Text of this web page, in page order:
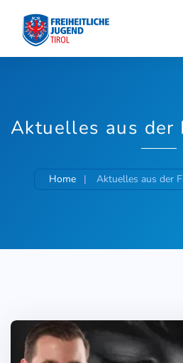
Aktuelles aus der
Home Aktuelles aus der